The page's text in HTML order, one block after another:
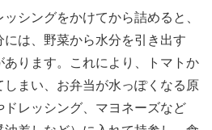
シングをかけてから詰めると、
は、野菜から水分を引き出す
あります。これにより、トマトか
しまい、お弁当が水っぽくなる原
ドレッシング、マヨネーズなど